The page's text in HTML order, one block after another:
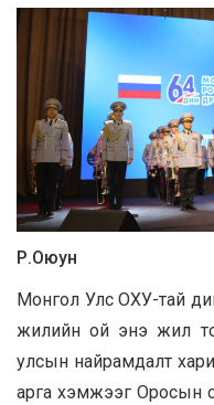
Р.Оюун
Монгол Улс ОХУ-тай
жилийн ой энэ жил
улсын найрамдалт
арга хэмжээг Оросын